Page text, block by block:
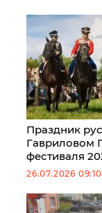
Праздник
Гавриловом
фестиваля
26.07.2026 09:10